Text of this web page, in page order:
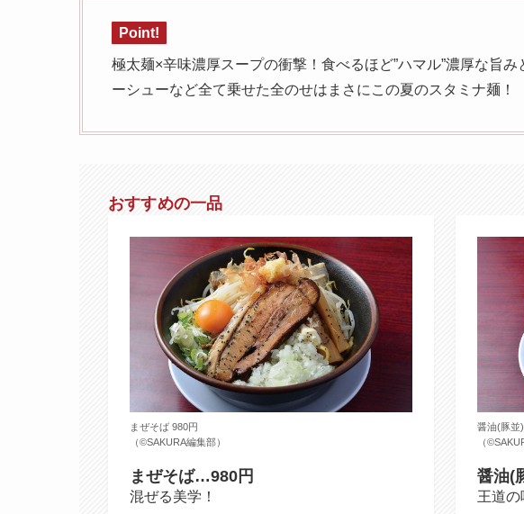
Point!
極太麺×辛味濃厚スープの衝撃！食べるほど”ハマル”濃厚な旨
ーシューなど全て乗せた全のせはまさにこの夏のスタミナ麺！
おすすめの一品
まぜそば 980円
（©️SAKURA編集部）
まぜそば…980円
混ぜる美学！
醤油(豚並
（
醤油(
王道の